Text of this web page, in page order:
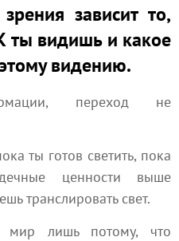
зависит то,
видишь и какое
видению.
переход не
ты готов светить, пока
ценности выше
транслировать свет.
мир лишь потому, что